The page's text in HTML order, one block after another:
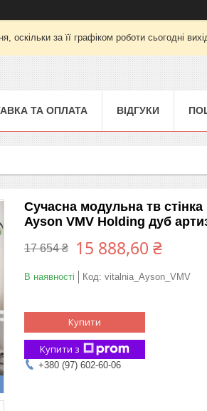
за її графіком роботи сьогодні
ТА ОПЛАТА ВІДГУКИ
Сучасна модульна тв
Ayson VMV Holding дуб
17 654 ₴ 15 888,60 ₴
В наявності Код: vitalnia_Ayson_VMV
Купити
Купити з
+380 (97) 602-60-06